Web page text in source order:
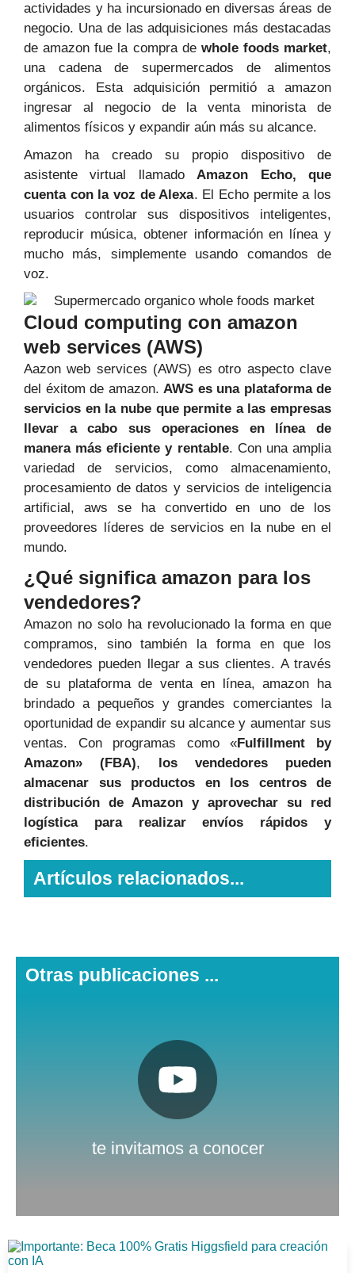
actividades y ha incursionado en diversas áreas de
negocio. Una de las adquisiciones más destacadas
de amazon fue la compra de whole foods market,
una cadena de supermercados de alimentos
orgánicos. Esta adquisición permitió a amazon
ingresar al negocio de la venta minorista de
alimentos físicos y expandir aún más su alcance.
Amazon ha creado su propio dispositivo de
asistente virtual llamadoAmazon Echo, que
cuenta con la voz de Alexa. El Echo permite a los
usuarios controlar sus dispositivos inteligentes,
reproducir música, obtener información en línea y
mucho más, simplemente usando comandos de
voz.
Cloud computing con amazon
web services (AWS)
Aazon web services (AWS) es otro aspecto clave
del éxitom de amazon. AWS es una plataforma de
servicios en la nube que permite a las empresas
llevar a cabo sus operaciones en línea de
manera más eficiente y rentable. Con una amplia
variedad de servicios, como almacenamiento,
procesamiento de datos y servicios de inteligencia
artificial, aws se ha convertido en uno de los
proveedores líderes de servicios en la nube en el
mundo.
¿Qué significa amazon para los
vendedores?
Amazon no solo ha revolucionado la forma en que
compramos, sino también la forma en que los
vendedores pueden llegar a sus clientes. A través
de su plataforma de venta en línea, amazon ha
brindado a pequeños y grandes comerciantes la
oportunidad de expandir su alcance y aumentar sus
ventas. Con programas como «Fulfillment by
Amazon» (FBA), los vendedores pueden
almacenar sus productos en los centros de
distribución de Amazon y aprovechar su red
logística para realizar envíos rápidos y
eficientes.
Artículos relacionados...
Otras publicaciones ...
te invitamos a conocer
Pulsa aquí